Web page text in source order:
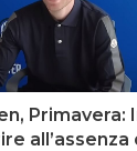
Primavera:
all’assenza